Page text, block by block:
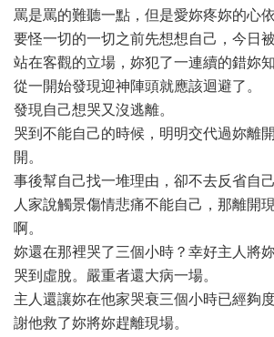
罵是罵的難聽一點，但是愛妳疼妳的心依
要怪一切的一切之前先想想自己，今日
站在客觀的立場，妳犯了一連續的錯妳
從一開始發現迎神陣頭就應該迴避了。
發現自己想哭又沒逃離。
哭到不能自己的時候，明明交代過妳離
開。
事後幫自己找一堆理由，卻不去反省自己
人家說觸景傷情悲痛不能自己，那離開
啊。
妳還在那裡哭了三個小時？幸好主人將
哭到虛脫。嚴重者還大病一場。
主人還讓妳在他家哭衰三個小時已經夠
謝他救了妳將妳趕離現場。